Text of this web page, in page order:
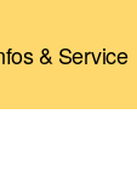
& Service